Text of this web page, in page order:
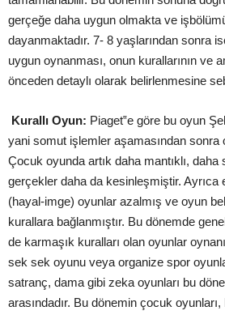
gerçeğe daha uygun olmakta ve
dayanmaktadır. 7- 8 yaşlarından sonra
uygun oynanması, onun kurallarının ve
önceden detaylı olarak belirlenmesine
Kurallı Oyun: Piaget‟e göre bu oyun
yani somut işlemler aşamasından sonra
Çocuk oyunda artık daha mantıklı,
gerçekler daha da kesinleşmiştir. Ayrıca
(hayal-imge) oyunlar azalmış ve oyun
kurallara bağlanmıştır. Bu dönemde
de karmaşık kuralları olan oyunlar
sek sek oyunu veya organize spor
satranç, dama gibi zeka oyunları bu
arasındadır. Bu dönemin çocuk